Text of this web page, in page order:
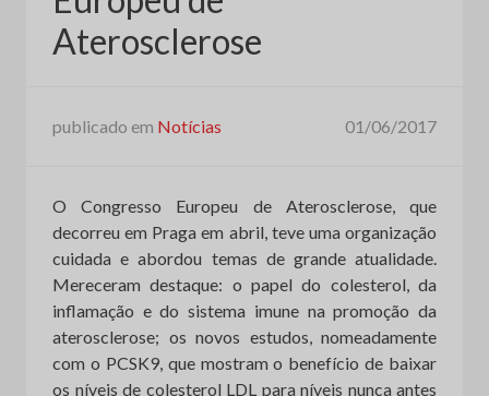
Aterosclerose
publicado em Notícias 01/06/2017
O Congresso Europeu de Aterosclerose, que
decorreu em Praga em abril, teve uma organização
cuidada e abordou temas de grande atualidade.
Mereceram destaque: o papel do colesterol, da
inflamação e do sistema imune na promoção da
aterosclerose; os novos estudos, nomeadamente
com o PCSK9, que mostram o benefício de baixar
os níveis de colesterol LDL para níveis nunca antes